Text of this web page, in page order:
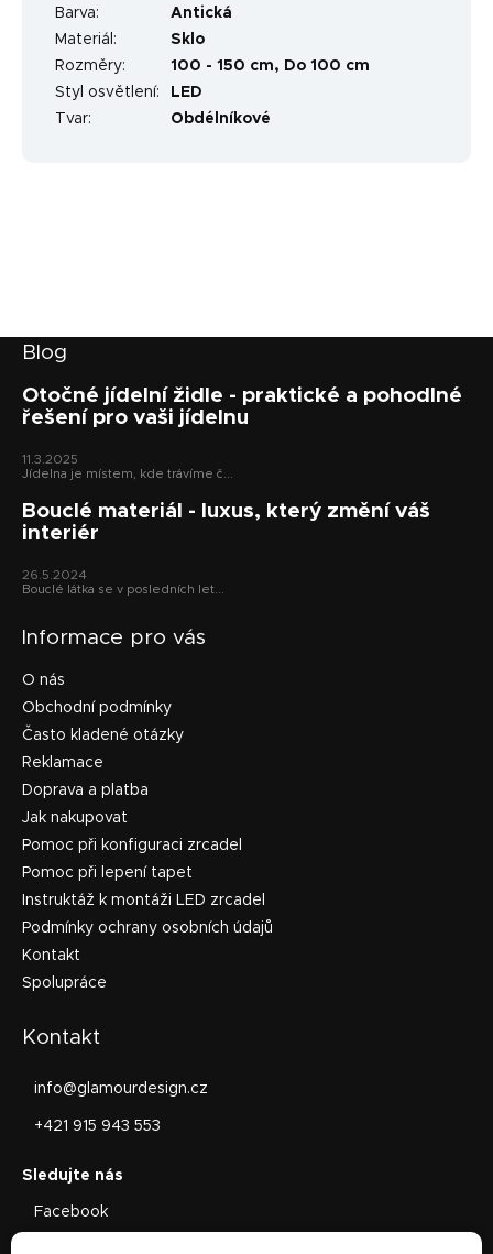
Barva:
Antická
Materiál :
Sklo
Rozměry:
100 - 150 cm, Do 100 cm
Styl osvětlení:
LED
Tvar: Obdélníkové
Blog
Otočné jídelní židle - praktické a pohodlné
řešení pro vaši jídelnu
11.3.2025
Jídelna je místem, kde trávíme č...
Bouclé materiál - luxus, který změní váš
interiér
26.5.2024
Bouclé látka se v posledních let...
Informace pro vás
O nás
Obchodní podmínky
Často kladené otázky
Reklamace
Doprava a platba
Jak nakupovat
Pomoc při konfiguraci zrcadel
Pomoc při lepení tapet
Instruktáž k montáži LED zrcadel
Podmínky ochrany osobních údajů
Kontakt
Spolupráce
Kontakt
info@glamourdesign.cz
+421 915 943 553
Facebook